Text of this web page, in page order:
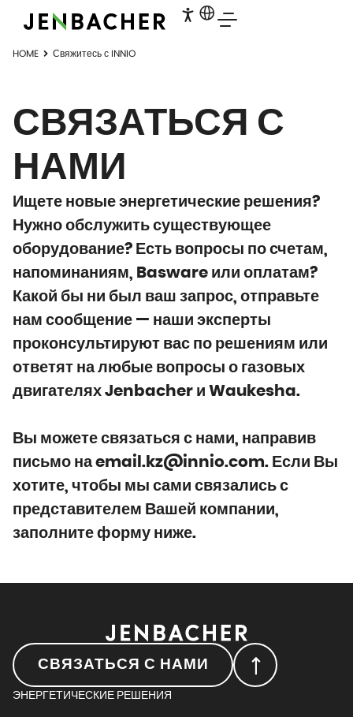
HOME Свяжитесь с INNIO
СВЯЗАТЬСЯ С
НАМИ
Ищете новые энергетические решения?
Нужно обслужить существующее
оборудование? Есть вопросы по счетам,
напоминаниям, Basware или оплатам?
Какой бы ни был ваш запрос, отправьте
нам сообщение — наши эксперты
проконсультируют вас по решениям или
ответят на любые вопросы о газовых
двигателях Jenbacher и Waukesha.
Вы можете связаться с нами, направив
письмо на email.kz@innio.com. Если Вы
хотите, чтобы мы сами связались с
представителем Вашей компании,
заполните форму ниже.
СВЯЗАТЬСЯ С НАМИ
ЭНЕРГЕТИЧЕСКИЕ РЕШЕНИЯ